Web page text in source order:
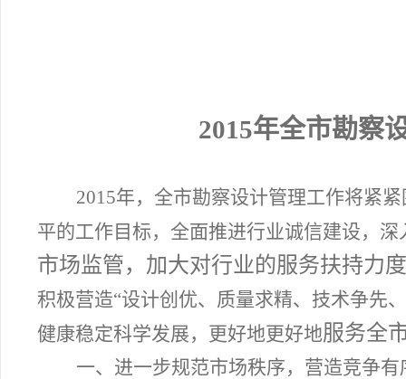
2015年全市勘察
2015年，全市勘察设计管理工作将紧
平的工作目标，全面推进行业诚信建设，深
市场监管，加大对行业的服务扶持力
积极营造“设计创优、质量求精、技术争先
健康稳定科学发展，更好地更好地服务全
一、进一步规范市场秩序，营造竞争